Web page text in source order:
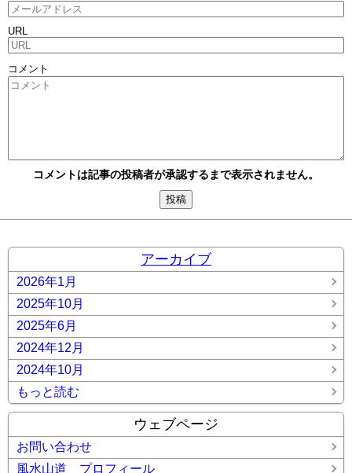
URL
コメント
コメントは記事の投稿者が承認するまで表示されません。
アーカイブ
2026年1月
2025年10月
2025年6月
2024年12月
2024年10月
もっと読む
ウェブページ
お問い合わせ
風水山道 プロフィール